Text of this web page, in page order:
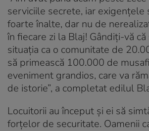
serviciile secrete, iar exigențele
foarte înalte, dar nu de
în fiecare zi la Blaj! Gândiți-vă
situația ca o comunitate de
să primească 100.000 de
eveniment grandios, care va
de istorie”, a completat edilul
Locuitorii au început și ei să
forțelor de securitate. Oamenii